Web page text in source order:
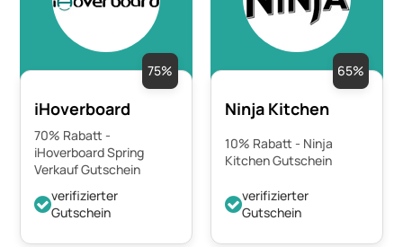
75%
iHoverboard
70% Rabatt -
iHoverboard Spring
Verkauf Gutschein
verifizierter
Gutschein
65%
Ninja Kitchen
10% Rabatt - Ninja
Kitchen Gutschein
verifizierter
Gutschein